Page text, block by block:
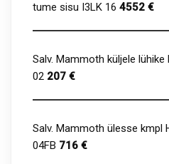
tume sisu I3LK 16 4552 €
Salv. Mammoth küljele lühike
02 207 €
Salv. Mammoth ülesse kmpl
04FB 716 €